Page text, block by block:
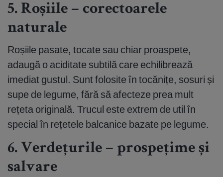
5. Roșiile – corectoarele
naturale
Roșiile pasate, tocate sau chiar proaspete,
adaugă o aciditate subtilă care echilibrează
imediat gustul. Sunt folosite în tocănițe, sosuri și
supe de legume, fără să afecteze prea mult
rețeta originală. Trucul este extrem de util în
special în rețetele balcanice bazate pe legume.
6. Verdețurile – prospețime și
salvare